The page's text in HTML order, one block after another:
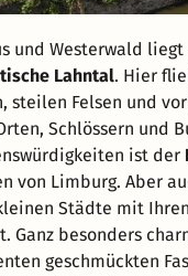
und Westerwald
Lahntal. Hier
steilen Felsen und
Schlössern und
ist der
von Limburg. Aber
Städte mit
Ganz besonders
geschmückten